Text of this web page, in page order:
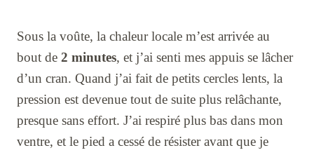
Sous la voûte, la chaleur locale m’est arrivée au
bout de 2 minutes, et j’ai senti mes appuis se lâcher
d’un cran. Quand j’ai fait de petits cercles lents, la
pression est devenue tout de suite plus relâchante,
presque sans effort. J’ai respiré plus bas dans mon
ventre, et le pied a cessé de résister avant que je